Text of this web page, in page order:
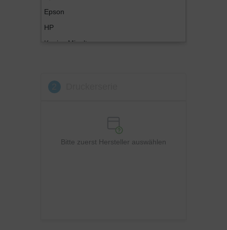
Epson
HP
Konica Minolta
OKI
Bitte zuerst Hersteller auswählen